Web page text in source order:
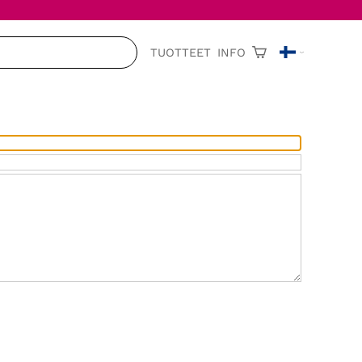
TUOTTEET INFO